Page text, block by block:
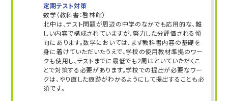
定期テスト対策
数学（教科書：啓林館）
北中は、テスト問題が周辺の中学のなかでも応用的な、難
しい内容で構成されていますが、努力した分評価される傾
向にあります。数学においては、まず教科書内容の基礎を
身に着けていただいたうえで、学校の使用教材準拠のワー
クも使用し、テストまでに最低でも2周はといていただくこ
とで対策する必要があります。学校での提出が必要なワー
クは、やり直した痕跡がわかるようにして提出することも必
須です。